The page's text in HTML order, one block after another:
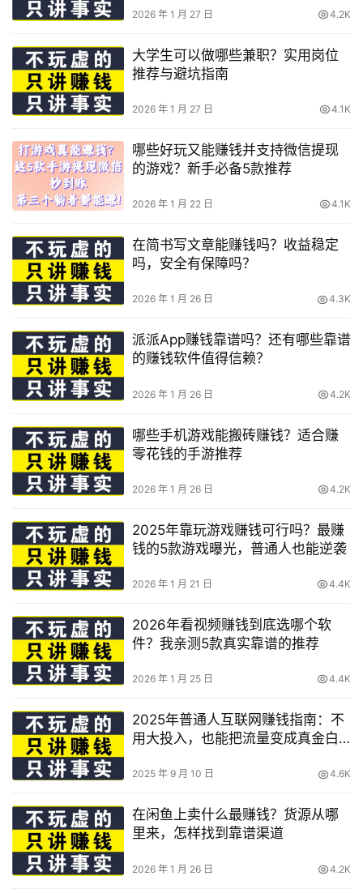
2026 年 1 月 27 日 4.2K
大学生可以做哪些兼职？实用岗位
推荐与避坑指南
2026 年 1 月 27 日 4.1K
哪些好玩又能赚钱并支持微信提现
的游戏？新手必备5款推荐
2026 年 1 月 22 日 4.1K
在简书写文章能赚钱吗？收益稳定
吗，安全有保障吗？
2026 年 1 月 26 日 4.3K
派派App赚钱靠谱吗？还有哪些靠谱
的赚钱软件值得信赖？
2026 年 1 月 26 日 4.2K
哪些手机游戏能搬砖赚钱？适合赚
零花钱的手游推荐
2026 年 1 月 26 日 4.2K
2025年靠玩游戏赚钱可行吗？最赚
钱的5款游戏曝光，普通人也能逆袭
2026 年 1 月 21 日 4.4K
2026年看视频赚钱到底选哪个软
件？我亲测5款真实靠谱的推荐
2026 年 1 月 25 日 4.4K
2025年普通人互联网赚钱指南：不
用大投入，也能把流量变成真金白
2025 年 9 月 10 日 4.6K
在闲鱼上卖什么最赚钱？货源从哪
里来，怎样找到靠谱渠道
2026 年 1 月 26 日 4.2K